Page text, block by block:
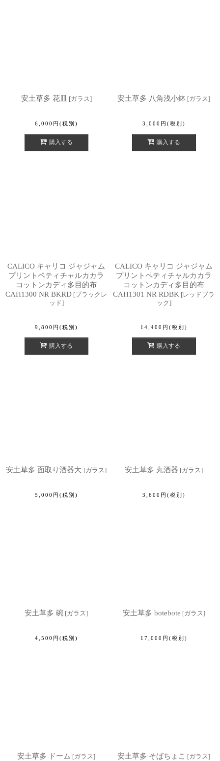
安土草多 花皿 [ガラス]
6,000 円 (税別)
購入する
安土草多 八角浅小鉢 [ガラス]
3,000 円 (税別)
購入する
CALICO キャリコ ジャジャム
プリントペティチャルカカラ
コットンカディ多目的布
CAH1300 NR BKRD [ブラックレ
ッド]
9,800 円 (税別)
購入する
CALICO キャリコ ジャジャム
プリントペティチャルカカラ
コットンカディ多目的布
CAH1301 NR RDBK [レッドブラ
ック]
14,400 円 (税別)
購入する
安土草多 面取り酒器大 [ガラス]
5,000 円 (税別)
安土草多 丸酒器 [ガラス]
3,600 円 (税別)
安土草多 碗 [ガラス]
4,500 円 (税別)
安土草多 botebote [ガラス]
17,000 円 (税別)
安土草多 ドーム [ガラス] 安土草多 そばちょこ [ガラス]